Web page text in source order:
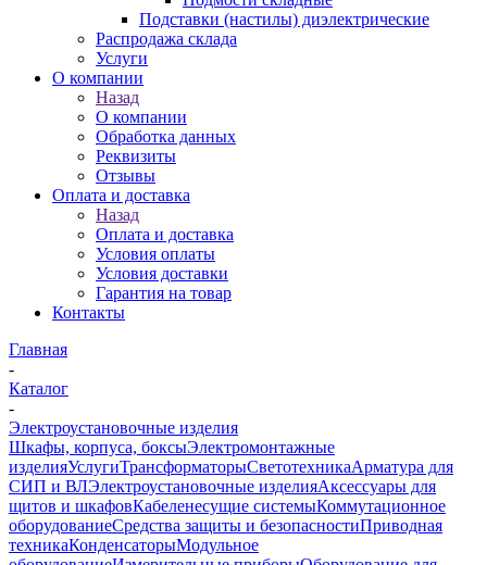
Подставки (настилы) диэлектрические
Распродажа склада
Услуги
О компании
Назад
О компании
Обработка данных
Реквизиты
Отзывы
Оплата и доставка
Назад
Оплата и доставка
Условия оплаты
Условия доставки
Гарантия на товар
Контакты
Главная
-
Каталог
-
Электроустановочные изделия
Шкафы, корпуса, боксыЭлектромонтажные
изделияУслугиТрансформаторыСветотехникаАрматура для
СИП и ВЛЭлектроустановочные изделияАксессуары для
щитов и шкафовКабеленесущие системыКоммутационное
оборудованиеСредства защиты и безопасностиПриводная
техникаКонденсаторыМодульное